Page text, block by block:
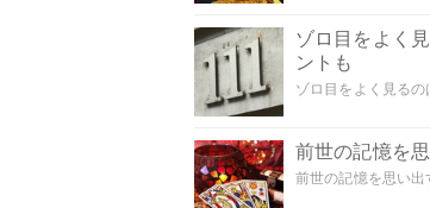
ゾロ目をよく
ントも
ゾロ目をよく見る
前世の記憶を
前世の記憶を思い